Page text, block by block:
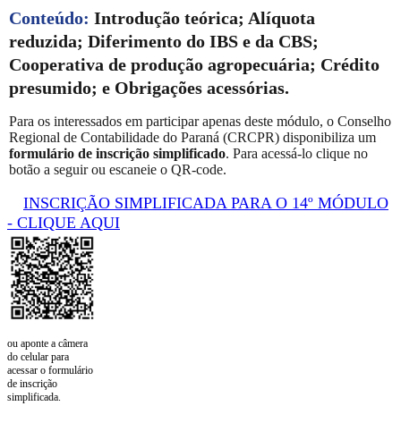
Conteúdo: Introdução teórica; Alíquota
reduzida; Diferimento do IBS e da CBS;
Cooperativa de produção agropecuária; Crédito
presumido; e Obrigações acessórias.
Para os interessados em participar apenas deste módulo, o Conselho
Regional de Contabilidade do Paraná (CRCPR) disponibiliza um
formulário de inscrição simplificado. Para acessá-lo clique no
botão a seguir ou escaneie o QR-code.
INSCRIÇÃO SIMPLIFICADA PARA O 14º MÓDULO
- CLIQUE AQUI
ou aponte a câmera
do celular para
acessar o formulário
de inscrição
simplificada.